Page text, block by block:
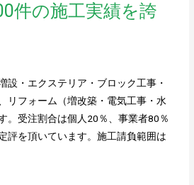
件の施工実績を誇
設・エクステリア・ブロック工事・
リフォーム（増改築・電気工事・水
。受注割合は個人20％、事業者80％
評を頂いています。施工請負範囲は